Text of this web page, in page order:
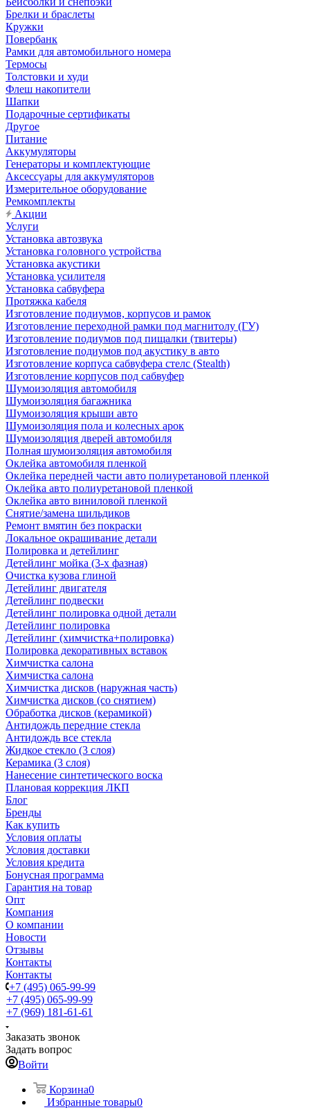
Брелки и браслеты
Кружки
Повербанк
Рамки для автомобильного номера
Термосы
Толстовки и худи
Флеш накопители
Шапки
Подарочные сертификаты
Другое
Питание
Аккумуляторы
Генераторы и комплектующие
Аксессуары для аккумуляторов
Измерительное оборудование
Ремкомплекты
Акции
Услуги
Установка автозвука
Установка головного устройства
Установка акустики
Установка усилителя
Установка сабвуфера
Протяжка кабеля
Изготовление подиумов, корпусов и рамок
Изготовление переходной рамки под магнитолу (ГУ)
Изготовление подиумов под пищалки (твитеры)
Изготовление подиумов под акустику в авто
Изготовление корпуса сабвуфера стелс (Stealth)
Изготовление корпусов под сабвуфер
Шумоизоляция автомобиля
Шумоизоляция багажника
Шумоизоляция крыши авто
Шумоизоляция пола и колесных арок
Шумоизоляция дверей автомобиля
Полная шумоизоляция автомобиля
Оклейка автомобиля пленкой
Оклейка передней части авто полиуретановой пленкой
Оклейка авто полиуретановой пленкой
Оклейка авто виниловой пленкой
Снятие/замена шильдиков
Ремонт вмятин без покраски
Локальное окрашивание детали
Полировка и детейлинг
Детейлинг мойка (3-х фазная)
Очистка кузова глиной
Детейлинг двигателя
Детейлинг подвески
Детейлинг полировка одной детали
Детейлинг полировка
Детейлинг (химчистка+полировка)
Полировка декоративных вставок
Химчистка салона
Химчистка салона
Химчистка дисков (наружная часть)
Химчистка дисков (со снятием)
Обработка дисков (керамикой)
Антидождь передние стекла
Антидождь все стекла
Жидкое стекло (3 слоя)
Керамика (3 слоя)
Нанесение синтетического воска
Плановая коррекция ЛКП
Блог
Бренды
Как купить
Условия оплаты
Условия доставки
Условия кредита
Бонусная программа
Гарантия на товар
Опт
Компания
О компании
Новости
Отзывы
Контакты
Контакты
+7 (495) 065-99-99
+7 (495) 065-99-99
+7 (969) 181-61-61
Заказать звонок
Задать вопрос
Войти
Корзина0
Избранные товары0